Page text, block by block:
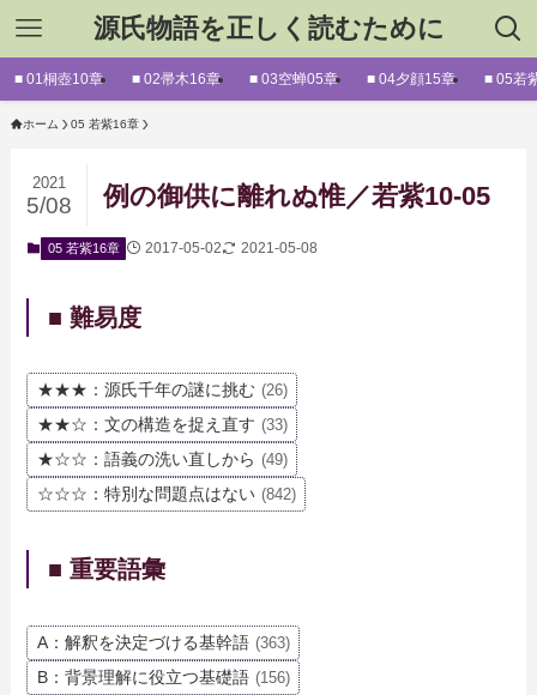
源氏物語を正しく読むために
■ 01桐壺10章 ■ 02帚木16章 ■ 03空蝉05章 ■ 04夕顔15章 ■ 05若
ホーム 05 若紫16章
例の御供に離れぬ惟／若紫10-05
2021
5/08
05 若紫16章 2017-05-02 2021-05-08
■ 難易度
★★★：源氏千年の謎に挑む (26)
★★☆：文の構造を捉え直す (33)
★☆☆：語義の洗い直しから (49)
☆☆☆：特別な問題点はない (842)
■ 重要語彙
A：解釈を決定づける基幹語 (363)
B：背景理解に役立つ基礎語 (156)